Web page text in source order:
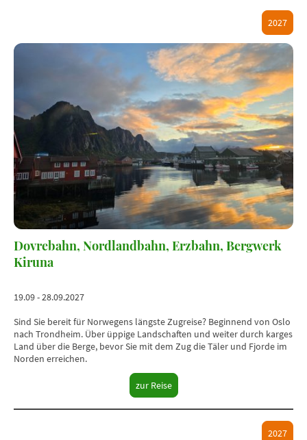
2027
Dovrebahn, Nordlandbahn, Erzbahn, Bergwerk
Kiruna
19.09 - 28.09.2027
Sind Sie bereit für Norwegens längste Zugreise? Beginnend von Oslo
nach Trondheim. Über üppige Landschaften und weiter durch karges
Land über die Berge, bevor Sie mit dem Zug die Täler und Fjorde im
Norden erreichen.
zur Reise
2027